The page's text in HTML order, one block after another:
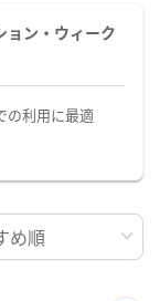
ョン・ウィーク
の利用に最適